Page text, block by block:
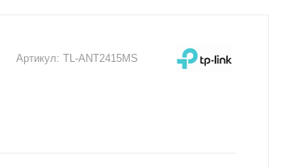
Артикул: TL-ANT2415MS